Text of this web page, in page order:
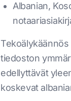
Albanian,
tiedoston
edellyttävät
koskevat